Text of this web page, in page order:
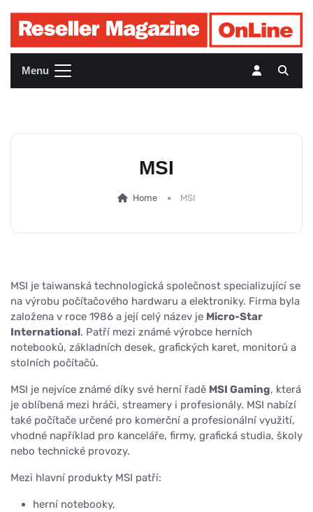
Menu
MSI
Home MSI
MSI je taiwanská technologická společnost specializující se
na výrobu počítačového hardwaru a elektroniky. Firma byla
založena v roce 1986 a její celý název je Micro-Star
International. Patří mezi známé výrobce herních
notebooků, základních desek, grafických karet, monitorů a
stolních počítačů.
MSI je nejvíce známé díky své herní řadě MSI Gaming, která
je oblíbená mezi hráči, streamery i profesionály. MSI nabízí
také počítače určené pro komerční a profesionální využití,
vhodné například pro kanceláře, firmy, grafická studia, školy
nebo technické provozy.
Mezi hlavní produkty MSI patří:
herní notebooky,